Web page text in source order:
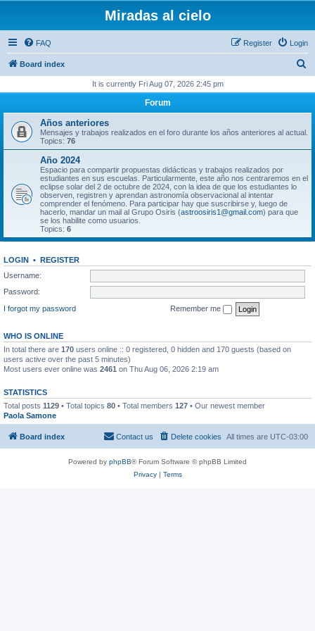
Miradas al cielo
FAQ Login
Register
Board index
r
h
It is currently Fri Aug 07, 2026 2:45 pm
Forum
Años anteriores
Mensajes y trabajos realizados en el foro durante los años anteriores al actual.
Topics: 76
Año 2024
Espacio para compartir propuestas didácticas y trabajos realizados por
estudiantes en sus escuelas. Particularmente, este año nos centraremos en el
eclipse solar del 2 de octubre de 2024, con la idea de que los estudiantes lo
observen, registren y aprendan astronomía observacional al intentar
comprender el fenómeno. Para participar hay que suscribirse y, luego de
hacerlo, mandar un mail al Grupo Osiris (astroosiris1@gmail.com) para que
se los habilite como usuarios.
Topics: 6
LOGIN • REGISTER
Username:
Password:
I forgot my password
Remember me
WHO IS ONLINE
In total there are 170 users online :: 0 registered, 0 hidden and 170 guests (based on
users active over the past 5 minutes)
Most users ever online was 2461 on Thu Aug 06, 2026 2:19 am
STATISTICS
Total posts 1129 • Total topics 80 • Total members 127 • Our newest member
Paola Samone
Board index All times are UTC-03:00
Delete cookies
Contact us
Powered by phpBB® Forum Software © phpBB Limited
Privacy| Terms